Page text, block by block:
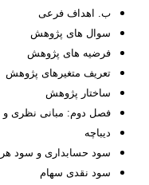
ب. اهداف فرعی
سوال های پژوهش
فرضیه های پژوهش
تعريف متغیرهای پژوهش
ساختار پژوهش
فصل دوم: مبانی نظری و
دیباچه
سود حسابداری و سود
سود نقدی سهام